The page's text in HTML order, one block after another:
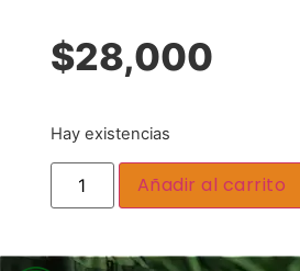
$28,000
Hay existencias
Añadir al carrito